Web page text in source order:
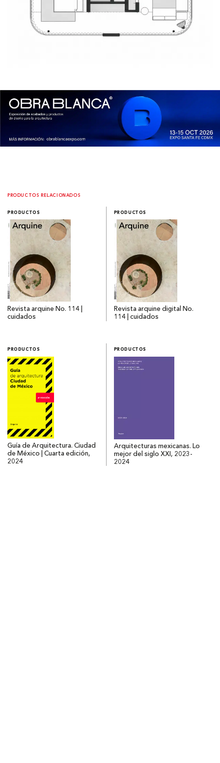
PRODUCTOS RELACIONADOS
PRODUCTOS
Revista arquine No. 114 |
cuidados
PRODUCTOS
Revista arquine digital No.
114 | cuidados
PRODUCTOS
Guía de Arquitectura. Ciudad
de México | Cuarta edición,
2024
PRODUCTOS
Arquitecturas mexicanas. Lo
mejor del siglo XXI, 2023-
2024